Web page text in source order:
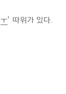
ㅜ’ 따위가 있다.